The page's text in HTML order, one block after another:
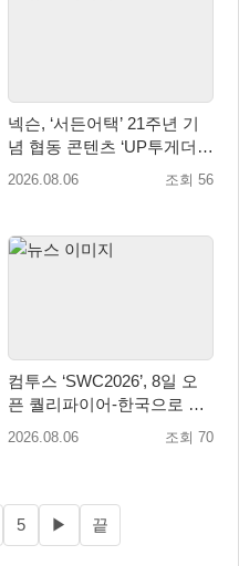
넥슨, ‘서든어택’ 21주년 기
념 협동 콘텐츠 ‘UP투게더’
업데이트
2026.08.06 조회 56
컴투스 ‘SWC2026’, 8일 오
픈 퀄리파이어-한국으로 시
즌 개막!
2026.08.06 조회 70
5 ▶ 끝